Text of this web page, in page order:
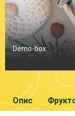
Demo-box
Опис